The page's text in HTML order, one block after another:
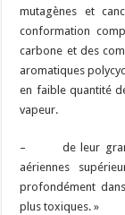
mutagènes et
conformation
carbone et des
aromatiques
en faible quantité
vapeur.
– de leur
aériennes
profondément
plus toxiques. »